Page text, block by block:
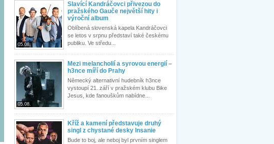
05.08.
Slavící Kandráčovci přivezou do
pražského Gauče největší hity i
výroční album
Oblíbená slovenská kapela Kandráčovci
se letos v srpnu představí také českému
publiku. Ve středu...
05.08.
Mezi melancholií a syrovou energií –
h3nce míří do Prahy
Německý alternativní hudebník h3nce
vystoupí 21. září v pražském klubu Bike
Jesus, kde fanouškům nabídne...
Kříž a kamení představuje druhý
singl z chystané desky Insanie
Bude to boj, ale neboj byl prvním singlem